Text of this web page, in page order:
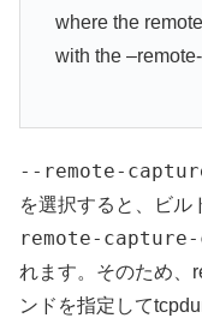
where the
with the
--remote-
を選択すると、ビル
remote-capture-
れます。そのため、
ンドを指定して